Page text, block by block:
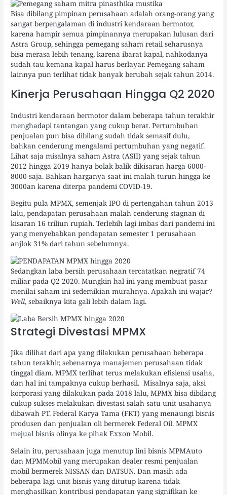
Bisa dibilang pimpinan perusahaan adalah orang-orang yang
sangat berpengalaman di industri kendaraan bermotor,
karena hampir semua pimpinannya merupakan lulusan dari
Astra Group, sehingga pemegang saham retail seharusnya
bisa merasa lebih tenang, karena ibarat kapal, nahkodanya
sudah tau kemana kapal harus berlayar. Pemegang saham
lainnya pun terlihat tidak banyak berubah sejak tahun 2014.
Kinerja Perusahaan Hingga Q2 2020
Industri kendaraan bermotor dalam beberapa tahun terakhir
menghadapi tantangan yang cukup berat. Pertumbuhan
penjualan pun bisa dibilang sudah tidak semasif dulu,
bahkan cenderung mengalami pertumbuhan yang negatif.
Lihat saja misalnya saham Astra (ASII) yang sejak tahun
2012 hingga 2019 hanya bolak balik dikisaran harga 6000-
8000 saja. Bahkan harganya saat ini malah turun hingga ke
3000an karena diterpa pandemi COVID-19.
Begitu pula MPMX, semenjak IPO di pertengahan tahun 2013
lalu, pendapatan perusahaan malah cenderung stagnan di
kisaran 16 triliun rupiah. Terlebih lagi imbas dari pandemi ini
yang menyebabkan pendapatan semester 1 perusahaan
anjlok 31% dari tahun sebelumnya.
Sedangkan laba bersih perusahaan tercatatkan negratif 74
miliar pada Q2 2020. Mungkin hal ini yang membuat pasar
menilai saham ini sedemikian murahnya. Apakah ini wajar?
Well, sebaiknya kita gali lebih dalam lagi.
Strategi Divestasi MPMX
Jika dilihat dari apa yang dilakukan perusahaan beberapa
tahun terakhir, sebenarnya manajemen perusahaan tidak
tinggal diam. MPMX terlihat terus melakukan efisiensi usaha,
dan hal ini tampaknya cukup berhasil. Misalnya saja, aksi
korporasi yang dilakukan pada 2018 lalu, MPMX bisa dibilang
cukup sukses melakukan divestasi salah satu unit usahanya
dibawah PT. Federal Karya Tama (FKT) yang menaungi bisnis
produsen dan penjualan oli bermerek Federal Oil. MPMX
mejual bisnis olinya ke pihak Exxon Mobil.
Selain itu, perusahaan juga menutup lini bisnis MPMAuto
dan MPMMobil yang merupakan dealer resmi penjualan
mobil bermerek NISSAN dan DATSUN. Dan masih ada
beberapa lagi unit bisnis yang ditutup karena tidak
menghasilkan kontribusi pendapatan yang signifikan ke